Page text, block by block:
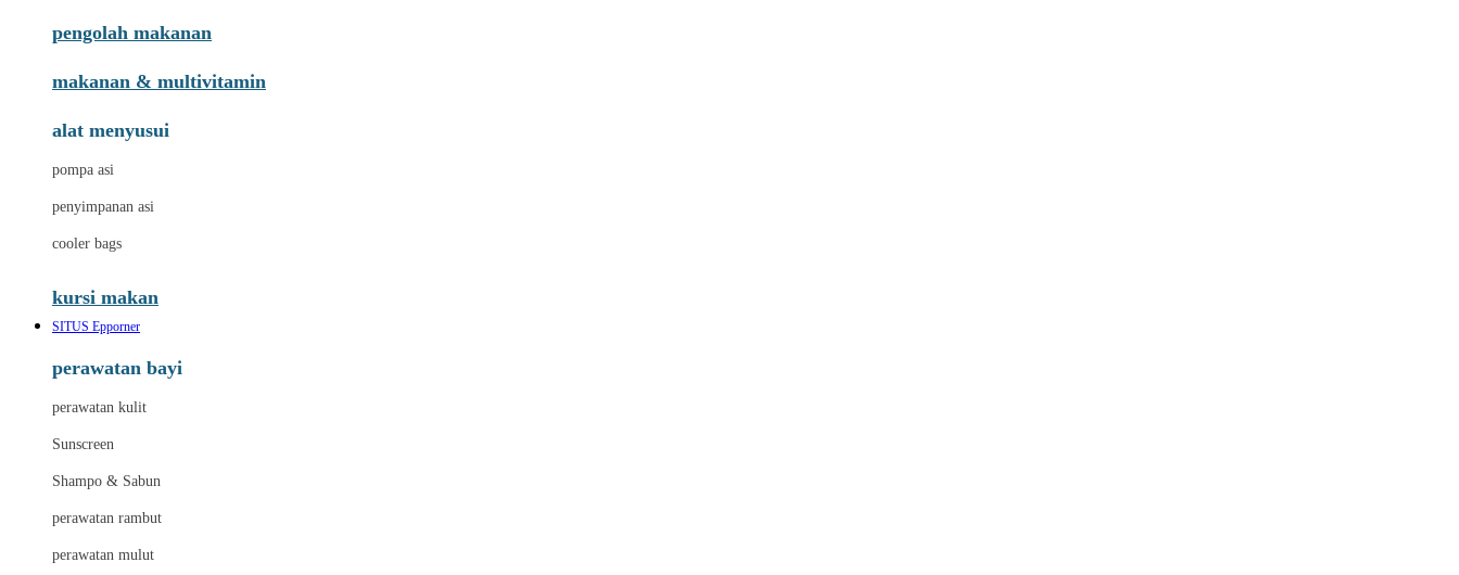
pengolah makanan
makanan & multivitamin
alat menyusui
pompa asi
penyimpanan asi
cooler bags
kursi makan
SITUS Epporner
perawatan bayi
perawatan kulit
Sunscreen
Shampo & Sabun
perawatan rambut
perawatan mulut